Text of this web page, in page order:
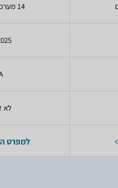
14 מערכות כלים
לא
למפרט